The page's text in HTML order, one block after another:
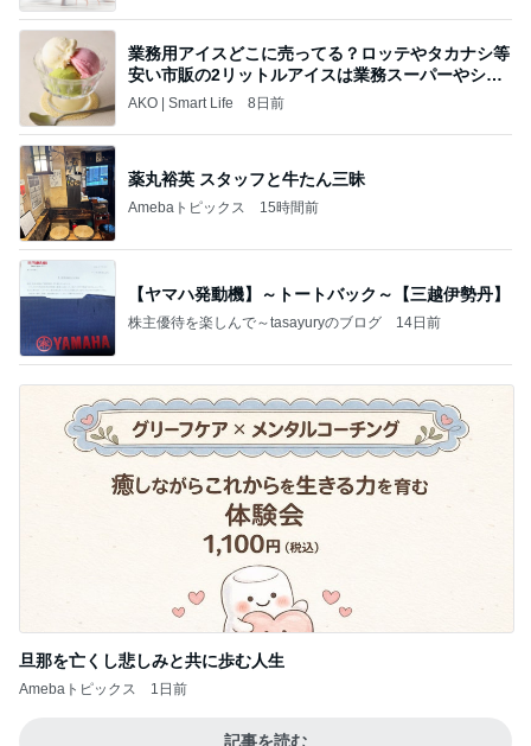
業務用アイスどこに売ってる？ロッテやタカナシ等
安い市販の2リットルアイスは業務スーパーやシャ
トレ
AKO | Smart Life 8日前
薬丸裕英 スタッフと牛たん三昧
Amebaトピックス 15時間前
【ヤマハ発動機】～トートバック～【三越伊勢丹】
株主優待を楽しんで～tasayuryのブログ 14日前
旦那を亡くし悲しみと共に歩む人生
Amebaトピックス 1日前
記事を読む